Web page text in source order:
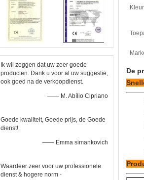
Ik wil zeggen dat uw zeer goede
producten. Dank u voor al uw suggestie,
ook goed na de verkoopdienst.
—— M. Abílio Cipriano
Goede kwaliteit, Goede prijs, de Goede
dienst!
—— Emma simankovich
Waardeer zeer voor uw professionele
dienst & hogere norm -
De